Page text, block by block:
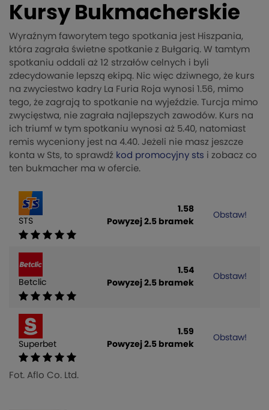
Kursy Bukmacherskie
Wyraźnym faworytem tego spotkania jest Hiszpania,
która zagrała świetne spotkanie z Bułgarią. W tamtym
spotkaniu oddali aż 12 strzałów celnych i byli
zdecydowanie lepszą ekipą. Nic więc dziwnego, że kurs
na zwyciestwo kadry La Furia Roja wynosi 1.56, mimo
tego, że zagrają to spotkanie na wyjeździe. Turcja mimo
zwycięstwa, nie zagrała najlepszych zawodów. Kurs na
ich triumf w tym spotkaniu wynosi aż 5.40, natomiast
remis wyceniony jest na 4.40. Jeżeli nie masz jeszcze
konta w Sts, to sprawdź kod promocyjny sts i zobacz co
ten bukmacher ma w ofercie.
STS
1.58
Powyzej 2.5 bramek
Obstaw!
Betclic
1.54
Powyzej 2.5 bramek
Obstaw!
Superbet
1.59
Powyzej 2.5 bramek
Obstaw!
Fot. Aflo Co. Ltd.